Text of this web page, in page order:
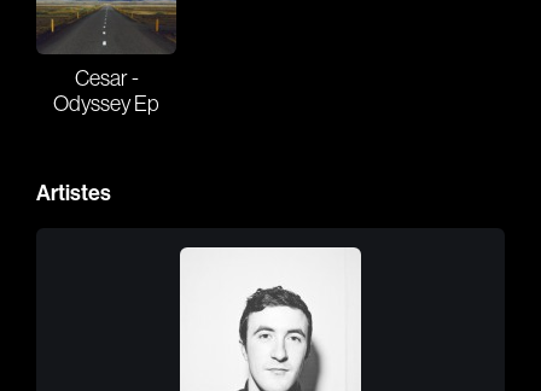
Brands
Cesar -
Odyssey Ep
Artistes